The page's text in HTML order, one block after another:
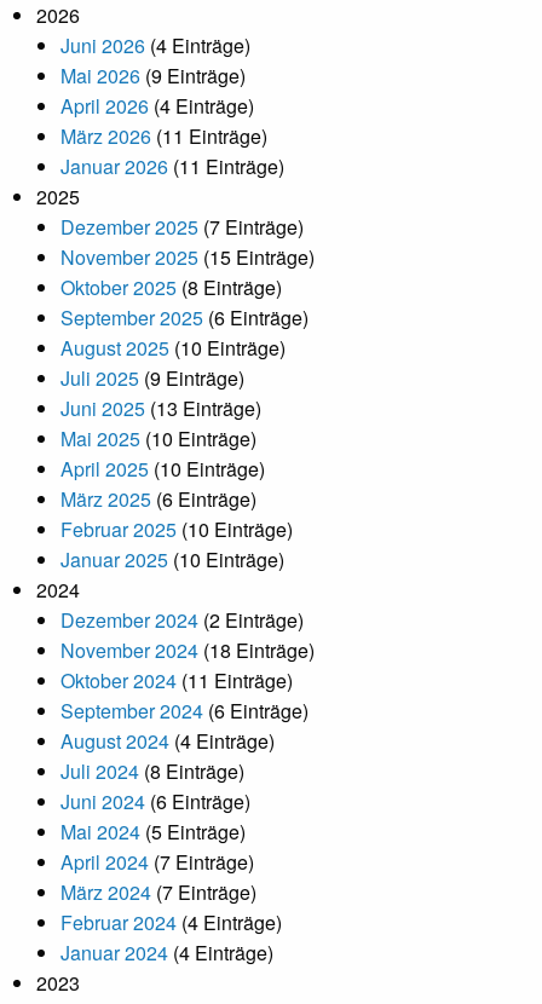
2026
Juni 2026 (4 Einträge)
Mai 2026 (9 Einträge)
April 2026 (4 Einträge)
März 2026 (11 Einträge)
Januar 2026 (11 Einträge)
2025
Dezember 2025 (7 Einträge)
November 2025 (15 Einträge)
Oktober 2025 (8 Einträge)
September 2025 (6 Einträge)
August 2025 (10 Einträge)
Juli 2025 (9 Einträge)
Juni 2025 (13 Einträge)
Mai 2025 (10 Einträge)
April 2025 (10 Einträge)
März 2025 (6 Einträge)
Februar 2025 (10 Einträge)
Januar 2025 (10 Einträge)
2024
Dezember 2024 (2 Einträge)
November 2024 (18 Einträge)
Oktober 2024 (11 Einträge)
September 2024 (6 Einträge)
August 2024 (4 Einträge)
Juli 2024 (8 Einträge)
Juni 2024 (6 Einträge)
Mai 2024 (5 Einträge)
April 2024 (7 Einträge)
März 2024 (7 Einträge)
Februar 2024 (4 Einträge)
Januar 2024 (4 Einträge)
2023